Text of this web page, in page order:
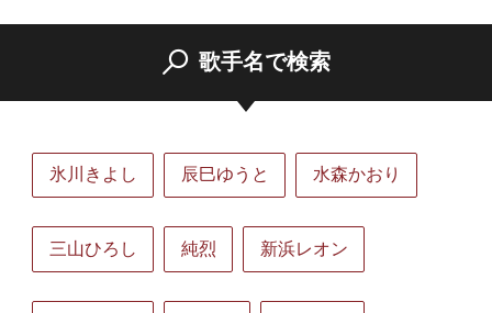
歌手名で検索
氷川きよし 辰巳ゆうと 水森かおり
三山ひろし 純烈 新浜レオン